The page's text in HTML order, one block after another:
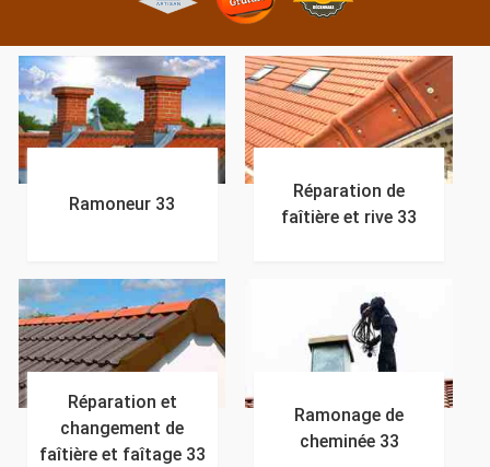
Ramoneur 33
Réparation de
faîtière et rive 33
Réparation et
changement de
faîtière et faîtage 33
Ramonage de
cheminée 33